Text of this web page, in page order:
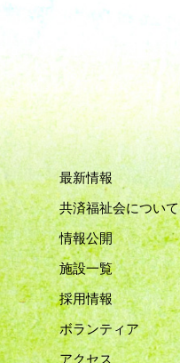
最新情報
共済福祉会について
情報公開
施設一覧
採用情報
ボランティア
アクセス